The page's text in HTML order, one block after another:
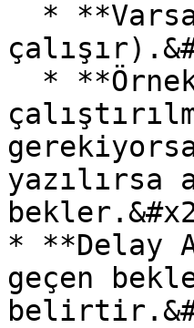
yazılırsa
* **Delay
geçen